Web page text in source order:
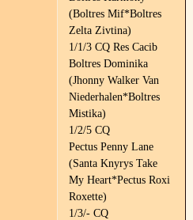
(Boltres Mif*Boltres
Zelta Zivtina)
1/1/3 CQ Res Cacib
Boltres Dominika
(Jhonny Walker Van
Niederhalen*Boltres
Mistika)
1/2/5 CQ
Pectus Penny Lane
(Santa Knyrys Take
My Heart*Pectus Roxi
Roxette)
1/3/- CQ